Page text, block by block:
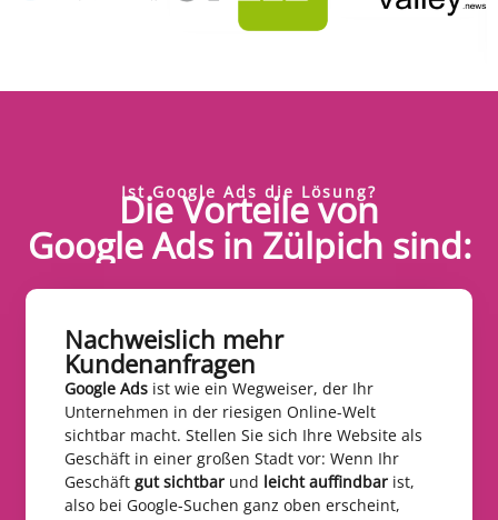
Ist Google Ads die Lösung?
Die Vorteile von
Google Ads in Zülpich sind:
Nachweislich mehr
Kundenanfragen​
Google Ads ist wie ein Wegweiser, der Ihr
Unternehmen in der riesigen Online-Welt
sichtbar macht. Stellen Sie sich Ihre Website als
Geschäft in einer großen Stadt vor: Wenn Ihr
Geschäft gut sichtbar und leicht auffindbar ist,
also bei Google-Suchen ganz oben erscheint,